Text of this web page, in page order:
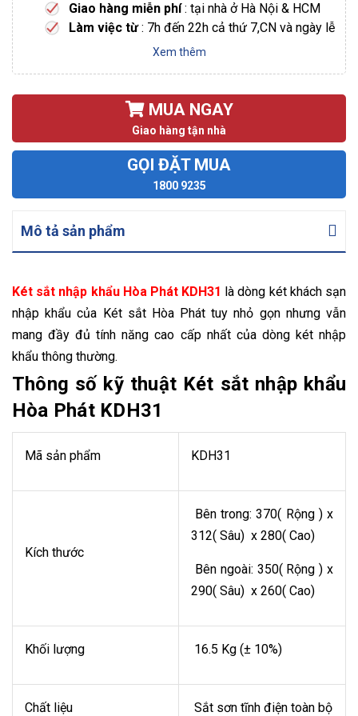
Giao hàng miễn phí: tại nhà ở Hà Nội & HCM
Làm việc từ: 7h đến 22h cả thứ 7,CN và ngày lễ
Xem thêm
MUA NGAY
Giao hàng tận nhà
GỌI ĐẶT MUA
1800 9235
Mô tả sản phẩm
Két sắt nhập khẩu Hòa Phát KDH31 là dòng két khách sạn
nhập khẩu của Két sắt Hòa Phát tuy nhỏ gọn nhưng vẫn
mang đầy đủ tính năng cao cấp nhất của dòng két nhập
khẩu thông thường.
Thông số kỹ thuật Két sắt nhập khẩu
Hòa Phát KDH31
Mã sản phẩm KDH31
Kích thước
Bên trong: 370( Rộng ) x
312( Sâu) x 280( Cao)
Bên ngoài: 350( Rộng ) x
290( Sâu) x 260( Cao)
Khối lượng 16.5 Kg (± 10%)
Chất liệu Sắt sơn tĩnh điện toàn bộ